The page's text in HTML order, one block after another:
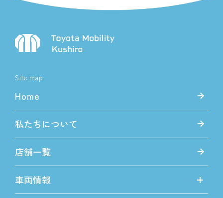
Site map
Home
私たちについて
店舗一覧
車両情報